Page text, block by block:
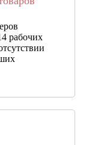
рабочих